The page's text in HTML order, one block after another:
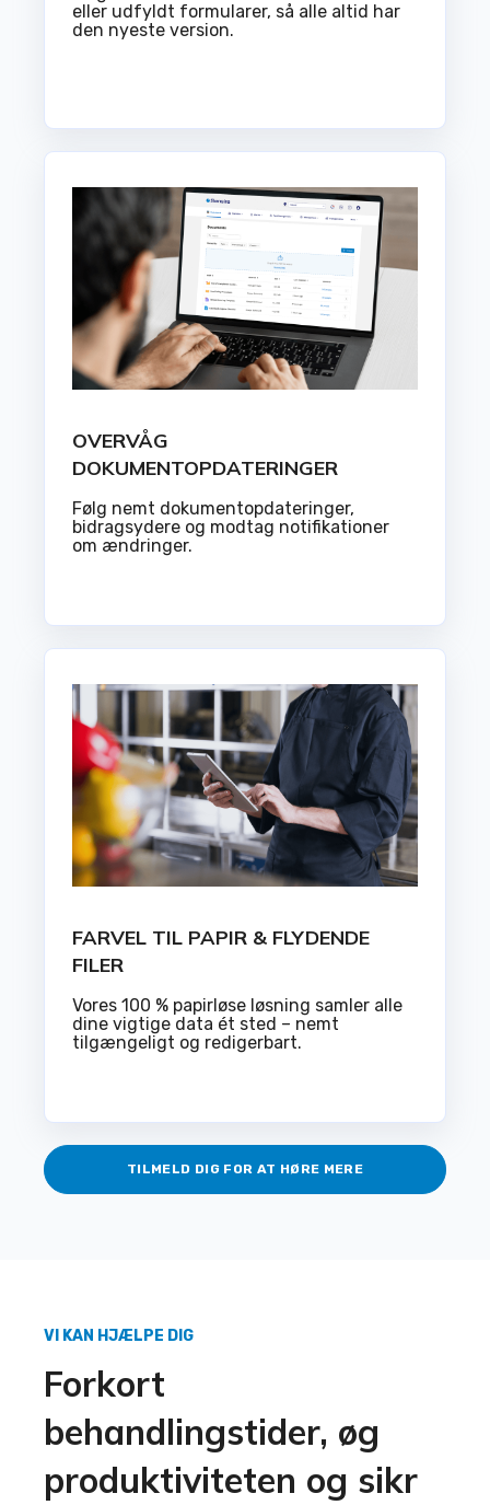
eller udfyldt formularer, så alle altid har
den nyeste version.
OVERVÅG
DOKUMENTOPDATERINGER
Følg nemt dokumentopdateringer,
bidragsydere og modtag notifikationer
om ændringer.
FARVEL TIL PAPIR & FLYDENDE
FILER
Vores 100 % papirløse løsning samler alle
dine vigtige data ét sted – nemt
tilgængeligt og redigerbart.
TILMELD DIG FOR AT HØRE MERE
VI KAN HJÆLPE DIG
Forkort
behandlingstider, øg
produktiviteten og sikr